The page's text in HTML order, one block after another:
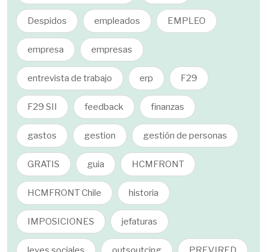
Despidos empleados EMPLEO
empresa empresas
entrevista de trabajo erp F29
F29 SII feedback finanzas
gastos gestion gestión de personas
GRATIS guia HCMFRONT
HCMFRONT Chile historia
IMPOSICIONES jefaturas